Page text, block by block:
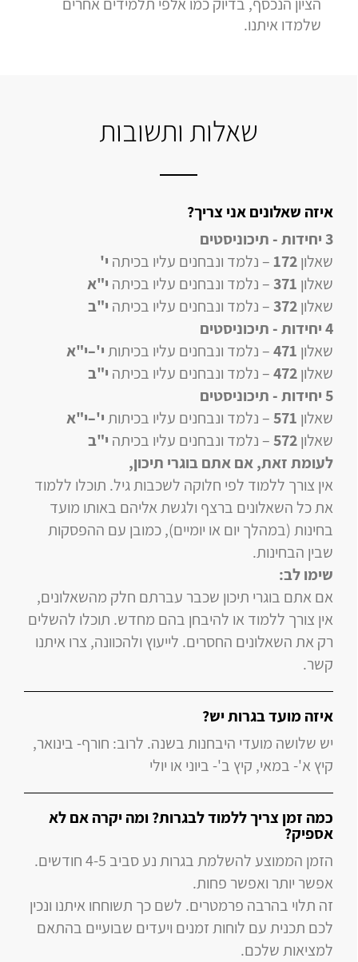
הציון הנכסף, בדיוק כמו אלפי תלמידים אחרים
שלמדו איתנו.
שאלות ותשובות
איזה שאלונים אני צריך?
3 יחידות - תיכוניסטים
שאלון172– נלמד ונבחנים עליו בכיתה י'
שאלון 371– נלמד ונבחנים עליו בכיתה י"א
שאלון372– נלמד ונבחנים עליו בכיתה י"ב
4 יחידות
- תיכוניסטים
שאלון 471
–נלמד ונבחנים עליו בכיתותי'–י"א
שאלון472
–נלמד ונבחנים עליו בכיתה י"ב
5 יחידות
- תיכוניסטים
שאלון 571
–נלמד ונבחנים עליו בכיתותי'–י"א
שאלון572
–נלמד ונבחנים עליו בכיתה י"ב
לעומת זאת, אם אתם בוגרי תיכון,
אין צורך ללמוד לפי חלוקה לשכבות גיל. תוכלו ללמוד
את כל השאלונים ברצף ולגשת אליהם באותו מועד
בחינות (במהלך יום או יומיים), כמובן עם ההפסקות
שבין הבחינות.
שימו לב:
אם אתם בוגרי תיכון שכבר עברתם חלק מהשאלונים,
אין צורך ללמוד או להיבחן בהם מחדש. תוכלו להשלים
רק את השאלונים החסרים. לייעוץ ולהכוונה, צרו איתנו
קשר.
איזה מועד בגרות יש?
יש שלושה מועדי היבחנות בשנה. לרוב: חורף- בינואר,
קיץ א'- במאי, קיץ ב'- ביוני או יולי
כמה זמן צריך ללמוד לבגרות? ומה יקרה אם לא
אספיק?
הזמן הממוצע להשלמת בגרות נע סביב 4-5 חודשים.
אפשר יותר ואפשר פחות.
זה תלוי בהרבה פרמטרים. לשם כך תשוחחו איתנו ונכין
לכם תכנית עם לוחות זמנים ויעדים שבועיים בהתאם
למציאות שלכם.